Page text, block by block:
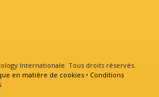
Internationale. Tous droits réservés.
en matière de cookies • Conditions